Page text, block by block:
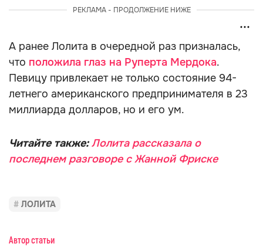
РЕКЛАМА - ПРОДОЛЖЕНИЕ НИЖЕ
А ранее Лолита в очередной раз призналась,
что положила глаз на Руперта Мердока.
Певицу привлекает не только состояние 94-
летнего американского предпринимателя в 23
миллиарда долларов, но и его ум.
Читайте также:Лолита рассказала о
последнем разговоре с Жанной Фриске
ЛОЛИТА
Автор статьи